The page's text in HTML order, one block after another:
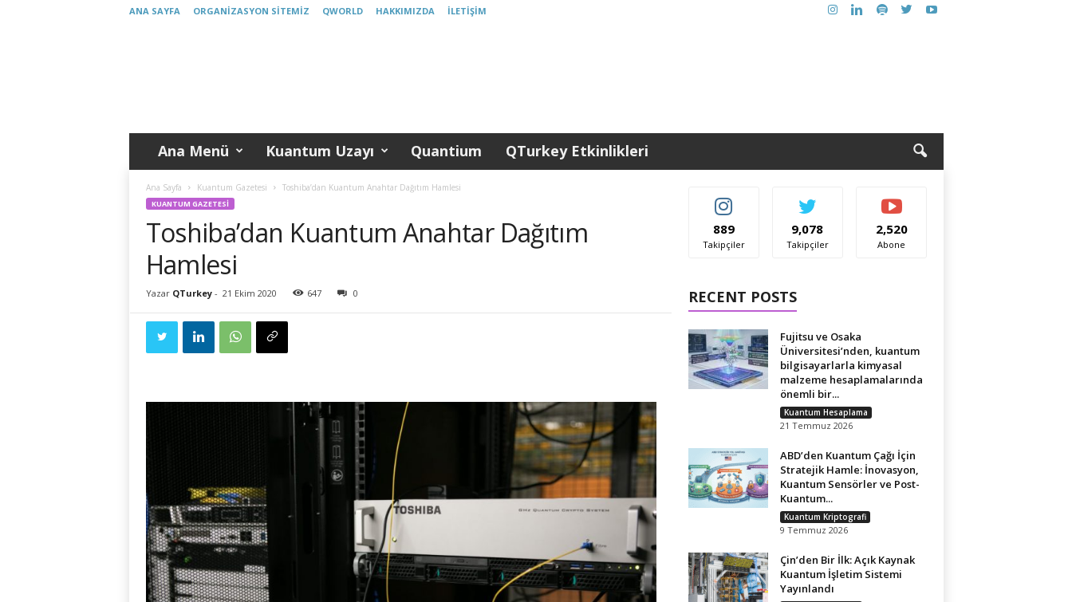
ANA SAYFA ORGANIZASYON SITEMIZ QWORLD HAKKIMIZDA İLETIŞIM
m
ü
Ana Menü Kuantum Uzayı Quantium QTurkey Etkinlikleri
Ana Sayfa Kuantum Gazetesi Toshiba’dan Kuantum Anahtar Dağıtım Hamlesi
KUANTUM GAZETESI
Toshiba’dan Kuantum Anahtar Dağıtım
Hamlesi
Yazar QTurkey- 21 Ekim 2020 647 0
889
Takipçiler
9,078
Takipçiler
2,520
Abone
RECENT POSTS
Fujitsu ve Osaka
Üniversitesi’nden, kuantum
bilgisayarlarla kimyasal
malzeme hesaplamalarında
önemli bir...
Kuantum Hesaplama
21 Temmuz 2026
ABD’den Kuantum Çağı İçin
Stratejik Hamle: İnovasyon,
Kuantum Sensörler ve Post-
Kuantum...
Kuantum Kriptografi
9 Temmuz 2026
Çin’den Bir İlk: Açık Kaynak
Kuantum İşletim Sistemi
Yayınlandı